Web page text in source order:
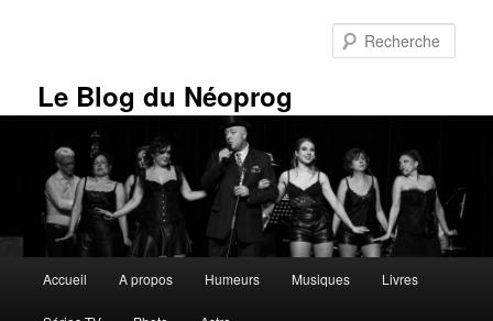
Le Blog du Néoprog
principal
Accueil A propos Humeurs Musiques Livres